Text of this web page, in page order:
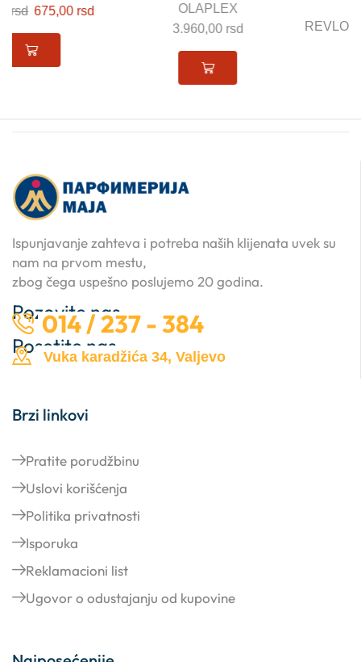
OLAPLEX
REVLON PROFESSIONAL
Ispunjavanje zahteva i potreba naših klijenata uvek su
nam na prvom mestu,
zbog čega uspešno poslujemo 20 godina.
Pozovite nas …
014 / 237 - 384
Posetite nas …
Vuka karadžića 34, Valjevo
Brzi linkovi
Pratite porudžbinu
Uslovi korišćenja
Politika privatnosti
Isporuka
Ugovor o odustajanju od kupovine